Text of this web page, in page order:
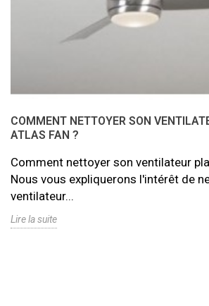
COMMENT NETTOYER SON
ATLAS FAN ?
Comment nettoyer son ventilateur
Nous vous expliquerons l'intérêt de
ventilateur...
Lire la suite